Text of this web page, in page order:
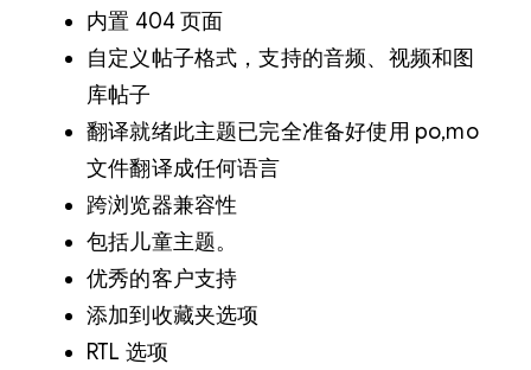
内置 404 页面
自定义帖子格式，支持的音频、视频和图
库帖子
翻译就绪此主题已完全准备好使用 po,mo
文件翻译成任何语言
跨浏览器兼容性
包括儿童主题。
优秀的客户支持
添加到收藏夹选项
RTL 选项